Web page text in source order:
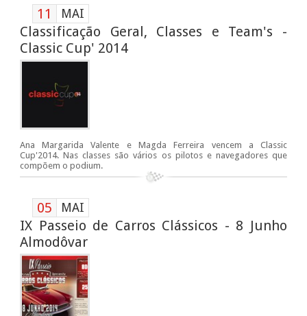
11 MAI
Classificação Geral, Classes e Team's -
Classic Cup' 2014
Ana Margarida Valente e Magda Ferreira vencem a Classic
Cup'2014. Nas classes são vários os pilotos e navegadores que
compõem o podium.
05 MAI
IX Passeio de Carros Clássicos - 8 Junho
Almodôvar